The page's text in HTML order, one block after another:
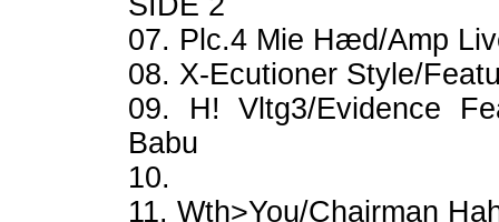
07. Plc.4 Mie Hæd/Amp
08. X-Ecutioner Style/
09. H! Vltg3/Evidence
Babu
10.
11. Wth>You/Chairman